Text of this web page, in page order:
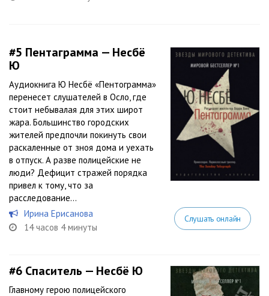
#5 Пентаграмма — Несбё
Ю
Аудиокнига Ю Несбё «Пентограмма»
перенесет слушателей в Осло, где
стоит небывалая для этих широт
жара. Большинство городских
жителей предпочли покинуть свои
раскаленные от зноя дома и уехать
в отпуск. А разве полицейские не
люди? Дефицит стражей порядка
привел к тому, что за
расследование...
Ирина Ерисанова
14 часов 4 минуты
Слушать онлайн
#6 Спаситель — Несбё Ю
Главному герою полицейского